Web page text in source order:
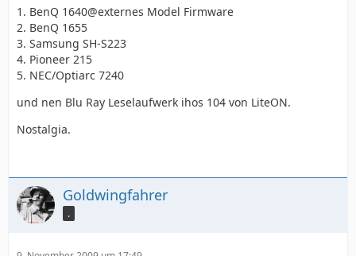
1. BenQ 1640@externes Model Firmware
2. BenQ 1655
3. Samsung SH-S223
4. Pioneer 215
5. NEC/Optiarc 7240
und nen Blu Ray Leselaufwerk ihos 104 von LiteON.
Nostalgia.
Goldwingfahrer
.